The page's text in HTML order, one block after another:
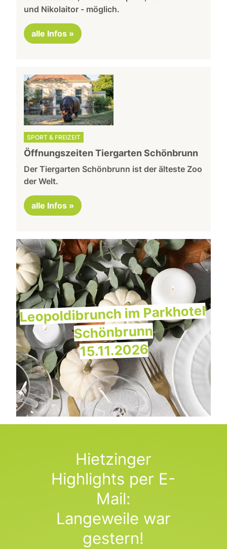
und Nikolaitor - möglich.
alle Infos »
SPORT & FREIZEIT
Öffnungszeiten Tiergarten Schönbrunn
Der Tiergarten Schönbrunn ist der älteste Zoo
der Welt.
alle Infos »
Leopoldibrunch im Parkhotel
Schönbrunn
15.11.2026
Hietzinger
Highlights per E-
Mail:
Langeweile war
gestern!